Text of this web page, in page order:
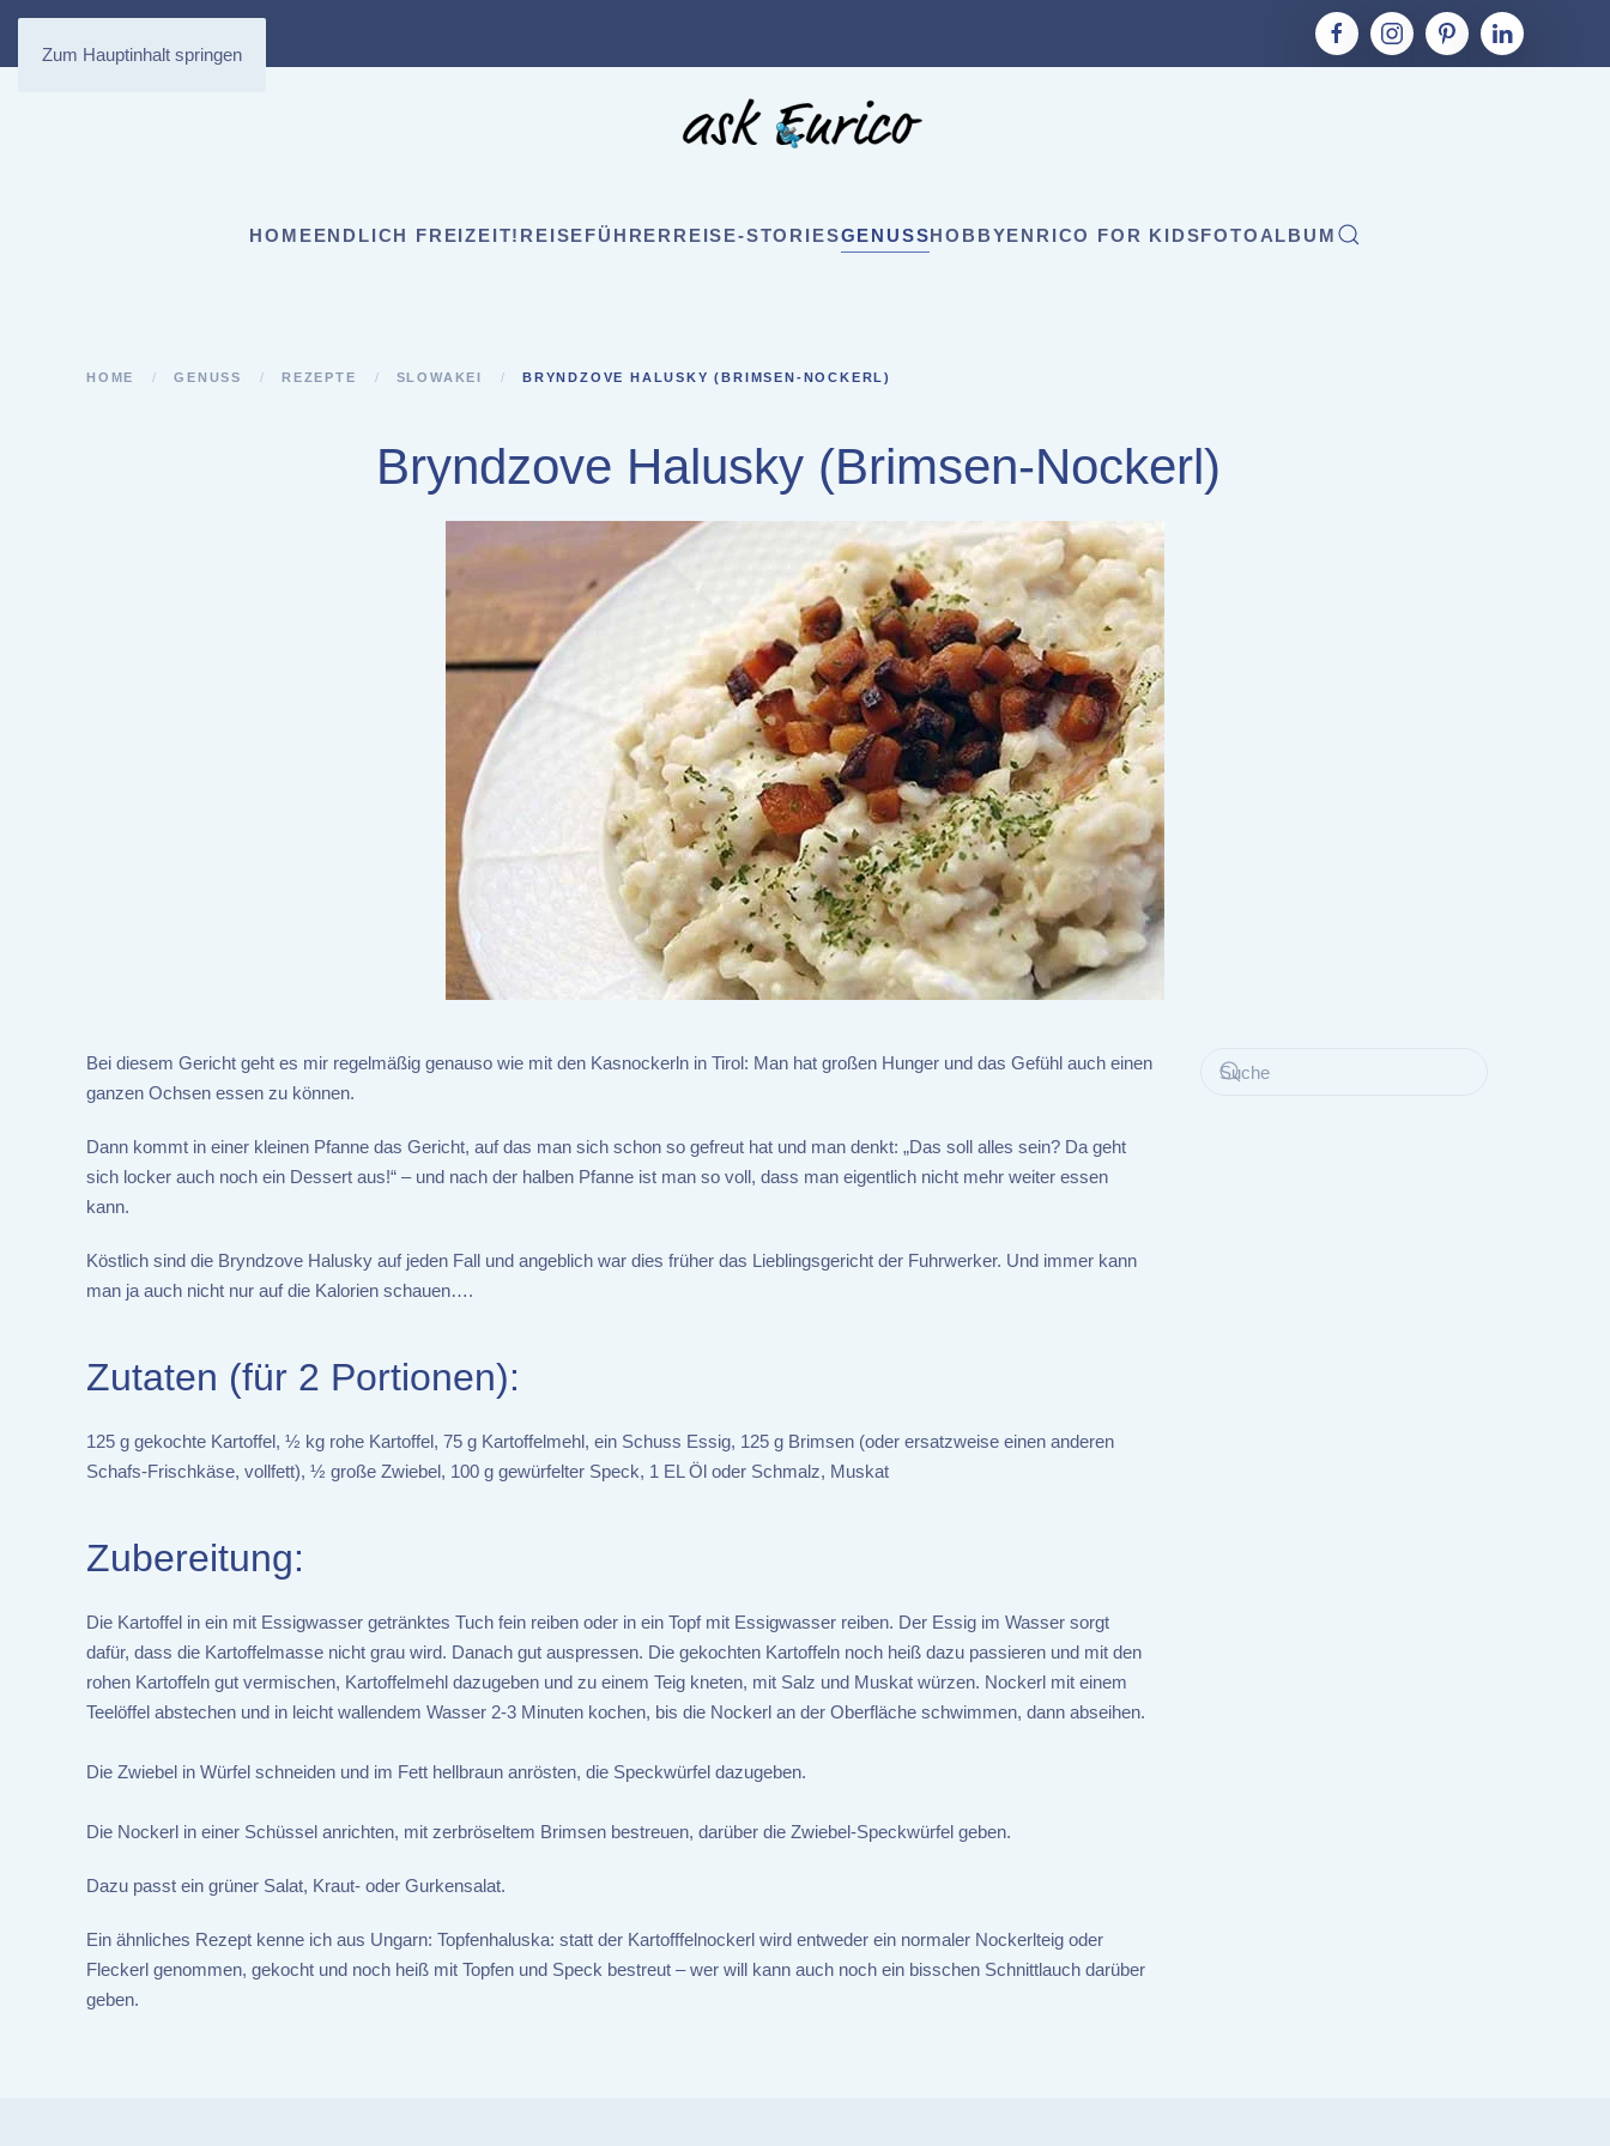
Zum Hauptinhalt springen
HOMEENDLICH FREIZEIT! REISEFÜHRER REISE-STORIESGENUSSHOBBYENRICO FOR KIDSFOTOALBUM
HOME GENUSS REZEPTE SLOWAKEI BRYNDZOVE HALUSKY (BRIMSEN-NOCKERL)
Bryndzove Halusky (Brimsen-Nockerl)
Bei diesem Gericht geht es mir regelmäßig genauso wie mit den Kasnockerln in Tirol: Man hat großen Hunger und das Gefühl auch einen
ganzen Ochsen essen zu können.
Dann kommt in einer kleinen Pfanne das Gericht, auf das man sich schon so gefreut hat und man denkt: „Das soll alles sein? Da geht
sich locker auch noch ein Dessert aus!“ – und nach der halben Pfanne ist man so voll, dass man eigentlich nicht mehr weiter essen
kann.
Köstlich sind die Bryndzove Halusky auf jeden Fall und angeblich war dies früher das Lieblingsgericht der Fuhrwerker. Und immer kann
man ja auch nicht nur auf die Kalorien schauen….
Zutaten (für 2 Portionen):
125 g gekochte Kartoffel, ½ kg rohe Kartoffel, 75 g Kartoffelmehl, ein Schuss Essig, 125 g Brimsen (oder ersatzweise einen anderen
Schafs-Frischkäse, vollfett), ½ große Zwiebel, 100 g gewürfelter Speck, 1 EL Öl oder Schmalz, Muskat
Zubereitung:
Die Kartoffel in ein mit Essigwasser getränktes Tuch fein reiben oder in ein Topf mit Essigwasser reiben. Der Essig im Wasser sorgt
dafür, dass die Kartoffelmasse nicht grau wird. Danach gut auspressen. Die gekochten Kartoffeln noch heiß dazu passieren und mit den
rohen Kartoffeln gut vermischen, Kartoffelmehl dazugeben und zu einem Teig kneten, mit Salz und Muskat würzen. Nockerl mit einem
Teelöffel abstechen und in leicht wallendem Wasser 2-3 Minuten kochen, bis die Nockerl an der Oberfläche schwimmen, dann abseihen.
Die Zwiebel in Würfel schneiden und im Fett hellbraun anrösten, die Speckwürfel dazugeben.
Die Nockerl in einer Schüssel anrichten, mit zerbröseltem Brimsen bestreuen, darüber die Zwiebel-Speckwürfel geben.
Dazu passt ein grüner Salat, Kraut- oder Gurkensalat.
Ein ähnliches Rezept kenne ich aus Ungarn: Topfenhaluska: statt der Kartofffelnockerl wird entweder ein normaler Nockerlteig oder
Fleckerl genommen, gekocht und noch heiß mit Topfen und Speck bestreut – wer will kann auch noch ein bisschen Schnittlauch darüber
geben.